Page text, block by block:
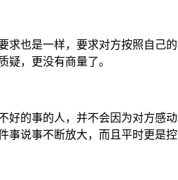
也是一样，要求对方按照自己
疑，更没有商量了。
的事的人，并不会因为对方
说事不断放大，而且平时更是